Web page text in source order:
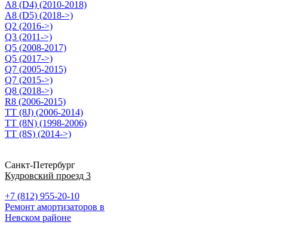
A8 (D4) (2010-2018)
A8 (D5) (2018->)
Q2 (2016->)
Q3 (2011->)
Q5 (2008-2017)
Q5 (2017->)
Q7 (2005-2015)
Q7 (2015->)
Q8 (2018->)
R8 (2006-2015)
TT (8J) (2006-2014)
TT (8N) (1998-2006)
TT (8S) (2014->)
Санкт-Петербург
Кудровский проезд 3
+7 (812) 955-20-10
Ремонт амортизаторов в
Невском районе